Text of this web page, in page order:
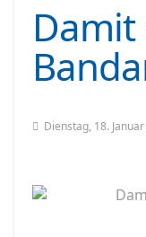
Damit
Dienstag, 18.